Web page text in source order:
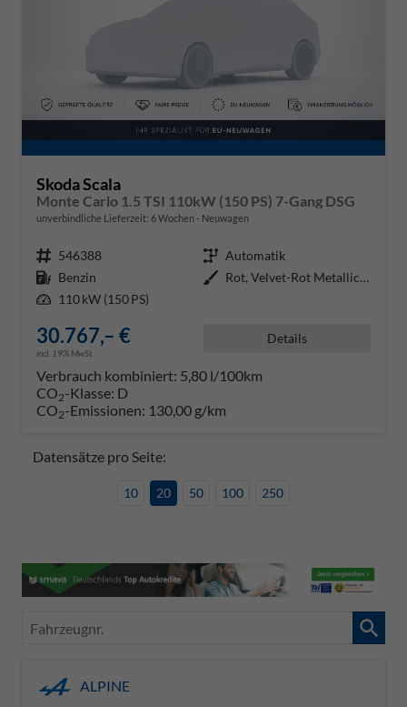
Skoda Scala
Monte Carlo 1.5 TSI 110kW (150 PS) 7-Gang DSG
unverbindliche Lieferzeit: 6 Wochen Neuwagen
Fahrzeugnr. 546388 Getriebe Automatik
Kraftstoff Benzin Außenfarbe
Rot, Velvet-Rot Metallic (K1)
Leistung 110 kW (150 PS)
30.767,– €
incl. 19% MwSt.
Details
Verbrauch kombiniert: 5,80 l/100km
CO2-Klasse: D
CO2-Emissionen: 130,00 g/km
Datensätze pro Seite:
10 20 50 100 250
Fahrzeugnr.
ALPINE